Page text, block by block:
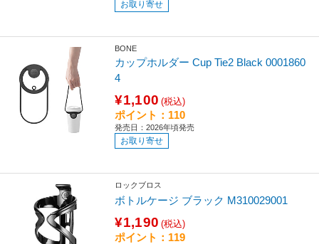
お取り寄せ
BONE
カップホルダー Cup Tie2 Black 0001860
4
¥1,100 (税込)
ポイント：110
発売日：2026年頃発売
お取り寄せ
ロックブロス
ボトルケージ ブラック M310029001
¥1,190 (税込)
ポイント：119